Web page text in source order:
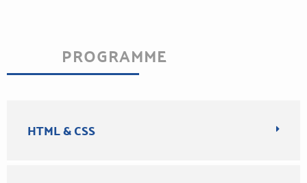
PROGRAMME
HTML & CSS